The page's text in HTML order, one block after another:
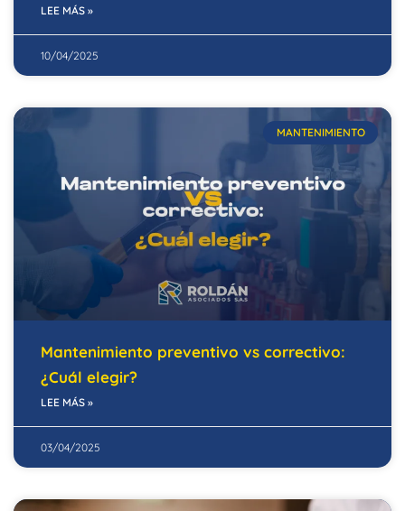
LEE MÁS »
10/04/2025
MANTENIMIENTO
Mantenimiento preventivo vs correctivo:
¿Cuál elegir?
LEE MÁS »
03/04/2025